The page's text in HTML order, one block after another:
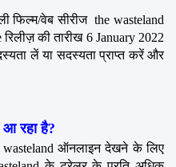
फिल्म/वेब सीरीज  the wasteland
की तारीख 6 January 2022
लें या सदस्यता प्राप्त करें और
रहा है?
ऑनलाइन देखने के लिए